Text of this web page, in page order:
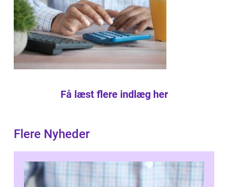
Få læst flere indlæg her
Flere Nyheder